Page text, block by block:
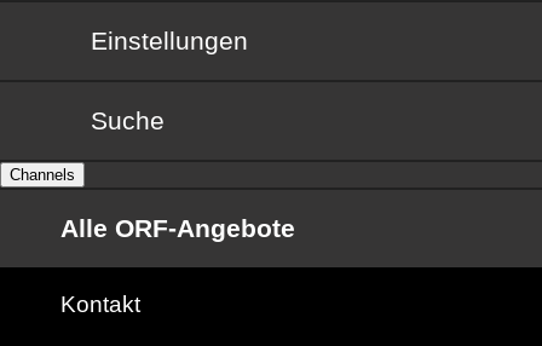
Einstellungen
Suche
Channels
Alle ORF-Angebote
Kontakt